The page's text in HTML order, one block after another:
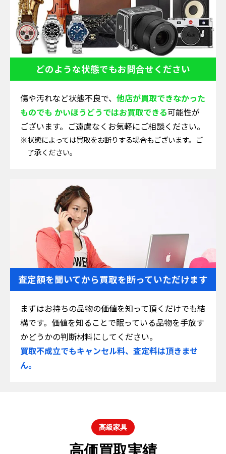
どのような状態でもお問合せください
傷や汚れなど状態不良で、 他店が買取できなかった
ものでも かいほうどうではお買取できる可能性が
ございます。ご遠慮なくお気軽にご相談ください。
※状態によっては買取をお断りする場合もございます。ご
了承ください。
査定額を聞いてから買取を断っていただけます
まずはお持ちの品物の価値を知って頂くだけでも結
構です。価値を知ることで眠っている品物を手放す
かどうかの判断材料にしてください。
買取不成立でもキャンセル料、査定料は頂きませ
ん。
高級家具
高価買取実績